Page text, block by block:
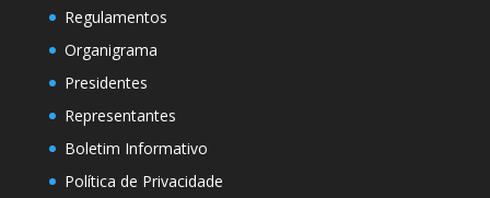
Regulamentos
Organigrama
Presidentes
Representantes
Boletim Informativo
Política de Privacidade